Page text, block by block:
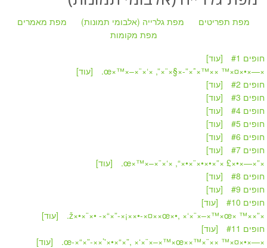
מפת תפריטים מפת גלרייה (אלבומי תמונות)
מפת מאמרים
מפת מקומות
#1
[עוד]
» ×—×•×¤×™ ××™×˜×”-×§×¨×”,
[עוד]
#2
[עוד]
#3
[עוד]
#4
[עוד]
#5
[עוד]
#6
[עוד]
#7
[עוד]
» ×”×—×•×£ ×”×•×•×¨×•×“,
[עוד]
#8
[עוד]
#9
[עוד]
#10
[עוד]
» ×”××™ ×ž×•×¨×• -×“×”-×¡××•-×¤××œ×•,
[עוד]
#11
[עוד]
» ×—×•×¤×™ ××¨×™××œ-×“×”-××’'×•×“×”,
[עוד]